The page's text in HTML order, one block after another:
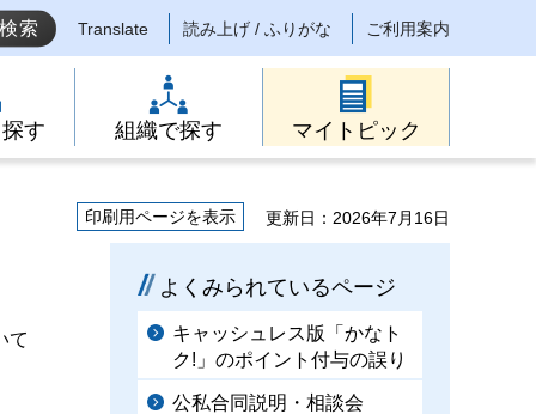
Translate 読み上げ / ふりがな ご利用案内
す 組織で探す マイトピック
印刷用ページを表示 更新日：2026年7月16日
て
よくみられているページ
キャッシュレス版「かなト
ク!」のポイント付与の誤り
公私合同説明・相談会